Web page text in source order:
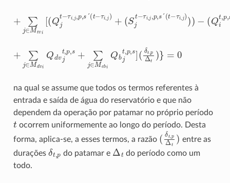
+ ∑j ∈Mt vi[(Qjt− τi , ,s´(t−τi,j)+(Sjt −τ i, s ´(t−
( Q t, p,s+Sit,p,s)+
+ j∈M dv Qdv jt ,s+ j∈Meb iQbjt s]
( δ pΔt =0
na qual se assume que todos os termos referentes à
entrada e saída de água do reservatório e que não
dependem da operação por patamar no próprio período
t ocorrem uniformemente ao longo do período. Desta
forma, aplica-se, a esses termos, a razão (δt,pΔ entre as
durações δ do patamar e Δ
do período como um
todo.